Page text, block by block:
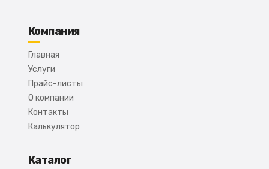
Компания
Главная
Услуги
Прайс-листы
О компании
Контакты
Калькулятор
Каталог